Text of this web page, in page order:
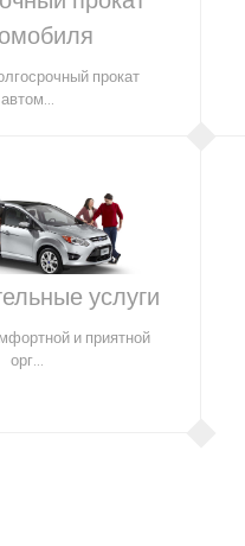
прокат
автом...
услуги
и приятной
орг...